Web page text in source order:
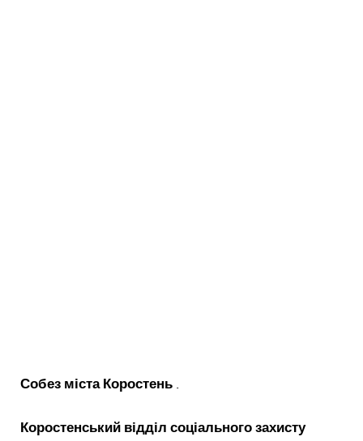
Собез міста Коростень
Коростенський відділ соціального захисту